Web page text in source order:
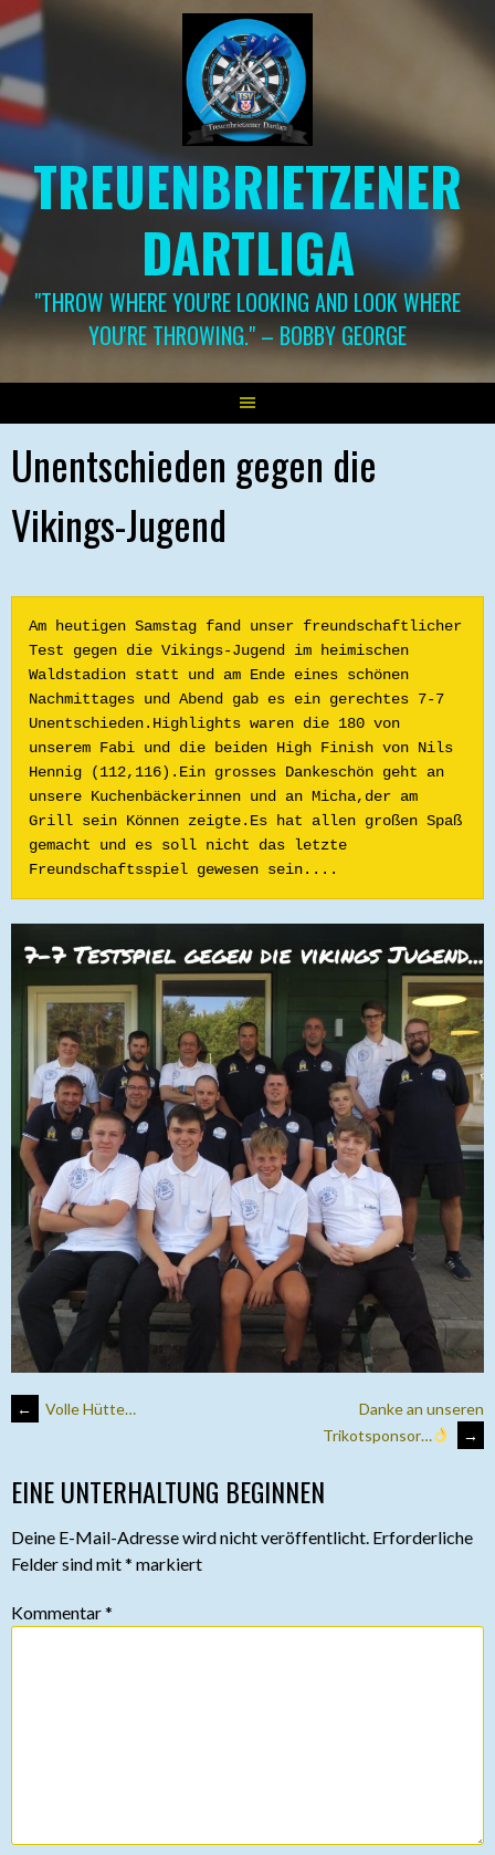
Springe
zum
TREUENBRIETZENER
DARTLIGA
"THROW WHERE YOU'RE LOOKING AND LOOK WHERE
YOU'RE THROWING." – BOBBY GEORGE
Unentschieden gegen die
Vikings-Jugend
Am heutigen Samstag fand unser freundschaftlicher
Test gegen die Vikings-Jugend im heimischen
Waldstadion statt und am Ende eines schönen
Nachmittages und Abend gab es ein gerechtes 7-7
Unentschieden.Highlights waren die 180 von
unserem Fabi und die beiden High Finish von Nils
Hennig (112,116).Ein grosses Dankeschön geht an
unsere Kuchenbäckerinnen und an Micha,der am
Grill sein Können zeigte.Es hat allen großen Spaß
gemacht und es soll nicht das letzte
Freundschaftsspiel gewesen sein....
ARTIKEL-
NAVIGATION
← Volle Hütte…
Danke an unseren
Trikotsponsor…
→
EINE UNTERHALTUNG BEGINNEN
Deine E-Mail-Adresse wird nicht veröffentlicht. Erforderliche
Felder sind mit* markiert
Kommentar*